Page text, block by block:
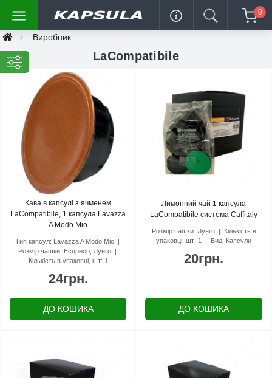
0
Виробник
LaCompatibile
Кава в капсулі з ячменем
LaCompatibile, 1 капсула Lavazza
A Modo Mio
Тип капсул: Lavazza A Modo Mio
Розмір чашки: Еспресо, Лунго
Кількість в упаковці, шт: 1
24грн.
ДО КОШИКА
Лимонний чай 1 капсула
LaCompatibile система Caffitaly
Розмір чашки: Лунго
Кількість в
упаковці, шт: 1 Вид: Капсули
20грн.
ДО КОШИКА